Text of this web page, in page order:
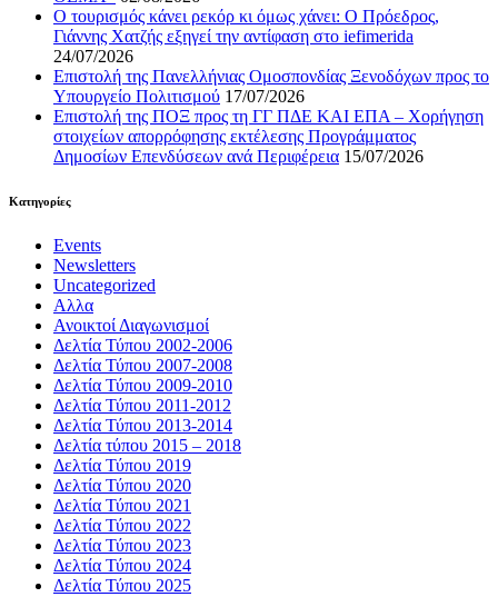
Ο τουρισμός κάνει ρεκόρ κι όμως χάνει: Ο Πρόεδρος,
Γιάννης Χατζής εξηγεί την αντίφαση στο iefimerida
24/07/2026
Επιστολή της Πανελλήνιας Ομοσπονδίας Ξενοδόχων προς το
Υπουργείο Πολιτισμού 17/07/2026
Επιστολή της ΠΟΞ προς τη ΓΓ ΠΔΕ ΚΑΙ ΕΠΑ – Χορήγηση
στοιχείων απορρόφησης εκτέλεσης Προγράμματος
Δημοσίων Επενδύσεων ανά Περιφέρεια 15/07/2026
Kατηγορίες
Events
Newsletters
Uncategorized
Αλλα
Ανοικτοί Διαγωνισμoί
Δελτία Τύπου 2002-2006
Δελτία Τύπου 2007-2008
Δελτία Τύπου 2009-2010
Δελτία Τύπου 2011-2012
Δελτία Τύπου 2013-2014
Δελτία τύπου 2015 – 2018
Δελτία Τύπου 2019
Δελτία Τύπου 2020
Δελτία Τύπου 2021
Δελτία Τύπου 2022
Δελτία Τύπου 2023
Δελτία Τύπου 2024
Δελτία Τύπου 2025